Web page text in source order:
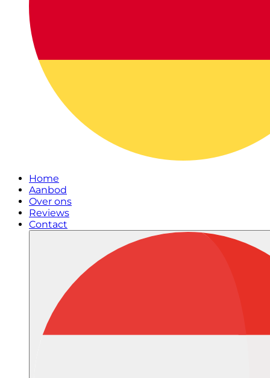
Home
Aanbod
Over ons
Reviews
Contact